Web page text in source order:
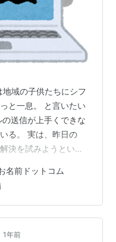
域の子供たちにシフ
と一息。 と言いたい
送信が上手くできな
る。 実は、昨日の
決を試みようといろ
しまったらしい。 も
」というもの。 で、
からん、と思って調べ
管理の方法の違いら
ソコンで保存するの
名前ドットコム
1年前